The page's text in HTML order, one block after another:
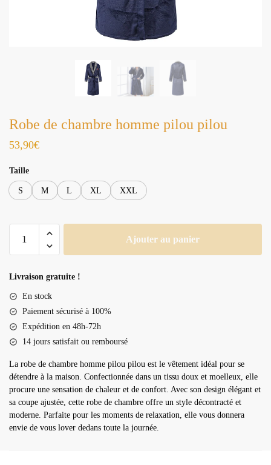
Robe de chambre homme pilou pilou
53,90€
Taille
S M L XL XXL
de
homme
pilou
pilou
Ajouter au panier
Livraison gratuite !
En stock
Paiement sécurisé à 100%
Expédition en 48h-72h
14 jours satisfait ou remboursé
La robe de chambre homme pilou pilou est le vêtement idéal pour se
détendre à la maison. Confectionnée dans un tissu doux et moelleux, elle
procure une sensation de chaleur et de confort. Avec son design élégant et
sa coupe ajustée, cette robe de chambre offre un style décontracté et
moderne. Parfaite pour les moments de relaxation, elle vous donnera
envie de vous lover dedans toute la journée.